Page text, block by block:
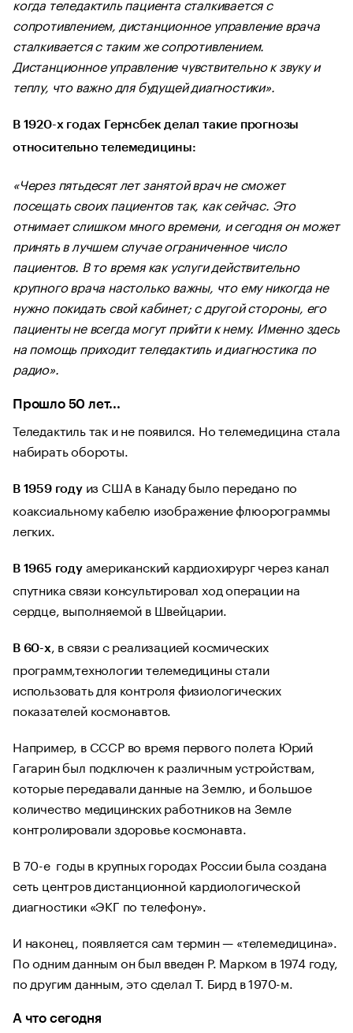
сопротивлением, дистанционное управление врача
сталкивается с таким же сопротивлением.
Дистанционное управление чувствительно к звуку и
теплу, что важно для будущей диагностики».
В 1920-х годах Гернсбек делал такие прогнозы
относительно телемедицины:
«Через пятьдесят лет занятой врач не сможет
посещать своих пациентов так, как сейчас. Это
отнимает слишком много времени, и сегодня он может
принять в лучшем случае ограниченное число
пациентов. В то время как услуги действительно
крупного врача настолько важны, что ему никогда не
нужно покидать свой кабинет; с другой стороны, его
пациенты не всегда могут прийти к нему. Именно здесь
на помощь приходит теледактиль и диагностика по
радио».
Прошло 50 лет...
Теледактиль так и не появился. Но телемедицина стала
набирать обороты.
В 1959 годуиз США в Канаду было передано по
коаксиальному кабелю изображение флюорограммы
легких.
В 1965 годуамериканский кардиохирург через канал
спутника связи консультировал ход операции на
сердце, выполняемой в Швейцарии.
В 60-х, в связи с реализацией космических
программ,технологии телемедицины стали
использовать для контроля физиологических
показателей космонавтов.
Например, в СССР во время первого полета Юрий
Гагарин был подключен к различным устройствам,
которые передавали данные на Землю, и большое
количество медицинских работников на Земле
контролировали здоровье космонавта.
В 70-е годы в крупных городах России была создана
сеть центров дистанционной кардиологической
диагностики «ЭКГ по телефону».
И наконец, появляется сам термин — «телемедицина».
По одним данным он был введен Р. Марком в 1974 году,
по другим данным, это сделал Т. Бирд в 1970-м.
А что сегодня